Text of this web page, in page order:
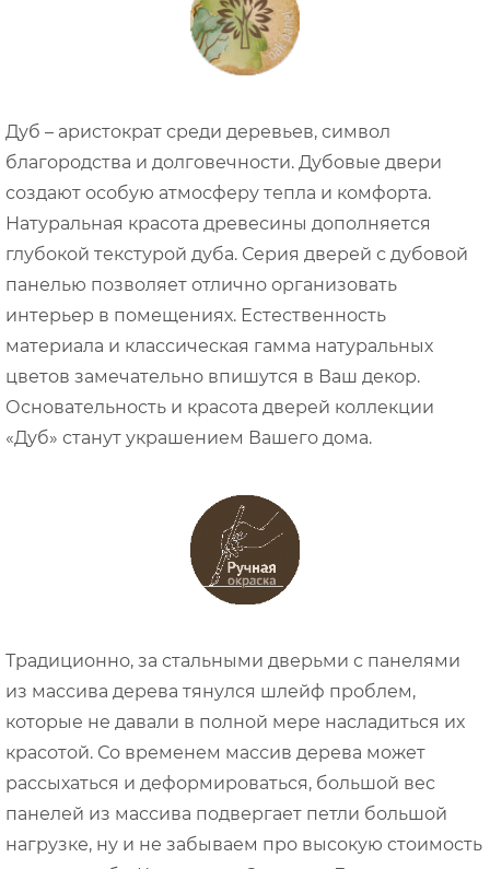
Дуб – аристократ среди деревьев, символ
благородства и долговечности. Дубовые двери
создают особую атмосферу тепла и комфорта.
Натуральная красота древесины дополняется
глубокой текстурой дуба. Серия дверей с дубовой
панелью позволяет отлично организовать
интерьер в помещениях. Естественность
материала и классическая гамма натуральных
цветов замечательно впишутся в Ваш декор.
Основательность и красота дверей коллекции
«Дуб» станут украшением Вашего дома.
Традиционно, за стальными дверьми с панелями
из массива дерева тянулся шлейф проблем,
которые не давали в полной мере насладиться их
красотой. Со временем массив дерева может
рассыхаться и деформироваться, большой вес
панелей из массива подвергает петли большой
нагрузке, ну и не забываем про высокую стоимость